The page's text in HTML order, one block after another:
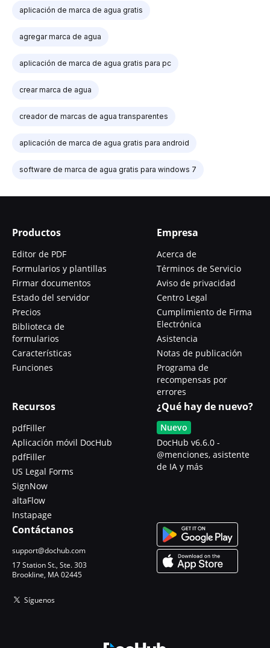
aplicación de marca de agua gratis
agregar marca de agua
aplicación de marca de agua gratis para pc
crear marca de agua
creador de marcas de agua transparentes
aplicación de marca de agua gratis para android
software de marca de agua gratis para windows 7
Productos
Editor de PDF
Formularios y plantillas
Firmar documentos
Estado del servidor
Precios
Biblioteca de
formularios
Características
Funciones
Empresa
Acerca de
Términos de Servicio
Aviso de privacidad
Centro Legal
Cumplimiento de Firma
Electrónica
Asistencia
Notas de publicación
Programa de
recompensas por
errores
Recursos
pdfFiller
Aplicación móvil DocHub
pdfFiller
US Legal Forms
SignNow
altaFlow
Instapage
¿Qué hay de nuevo?
Nuevo
DocHub v6.6.0 -
@menciones, asistente
de IA y más
Contáctanos
support@dochub.com
17 Station St., Ste. 303
Brookline, MA 02445
Síguenos